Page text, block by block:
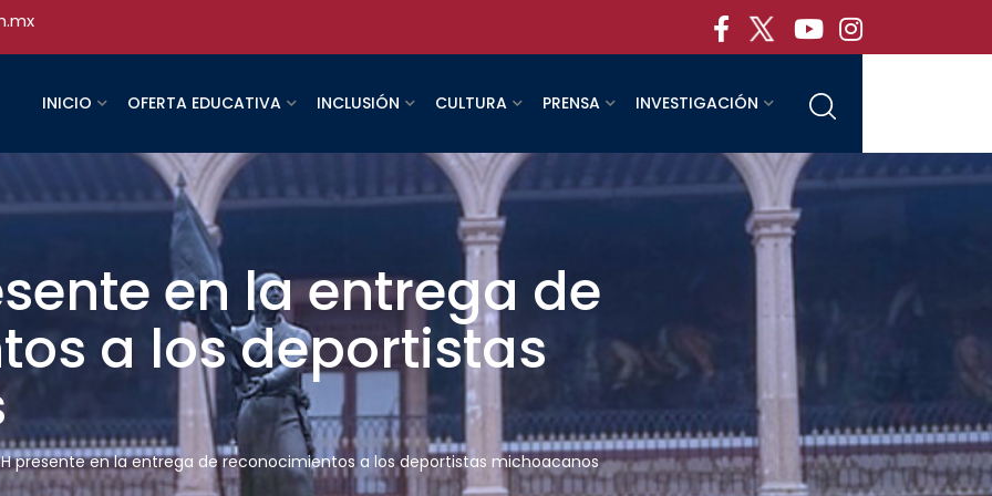
INICIO OFERTA EDUCATIVA INCLUSIÓN CULTURA PRENSA INVESTIGACIÓN
en la entrega de
a los deportistas
presente en la entrega de reconocimientos a los deportistas michoacanos